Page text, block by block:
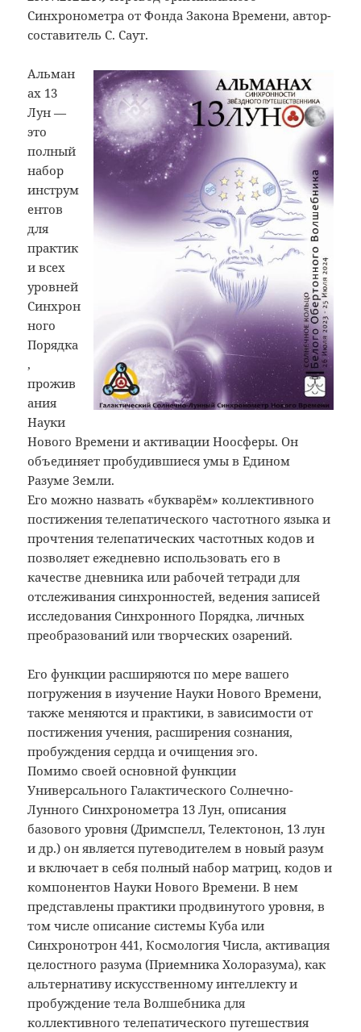
Синхронометра от Фонда Закона Времени, автор-
составитель С. Саут.
Альман
ах 13
Лун —
это
полный
набор
инструм
ентов
для
практик
и всех
уровней
Синхрон
ного
Порядка
,
прожив
ания
Науки
Нового Времени и активации Ноосферы. Он
объединяет пробудившиеся умы в Едином
Разуме Земли.
Его можно назвать «букварём» коллективного
постижения телепатического частотного языка и
прочтения телепатических частотных кодов и
позволяет ежедневно использовать его в
качестве дневника или рабочей тетради для
отслеживания синхронностей, ведения записей
исследования Синхронного Порядка, личных
преобразований или творческих озарений.
Его функции расширяются по мере вашего
погружения в изучение Науки Нового Времени,
также меняются и практики, в зависимости от
постижения учения, расширения сознания,
пробуждения сердца и очищения эго.
Помимо своей основной функции
Универсального Галактического Солнечно-
Лунного Синхронометра 13 Лун, описания
базового уровня (Дримспелл, Телектонон, 13 лун
и др.) он является путеводителем в новый разум
и включает в себя полный набор матриц, кодов и
компонентов Науки Нового Времени. В нем
представлены практики продвинутого уровня, в
том числе описание системы Куба или
Синхронотрон 441, Космология Числа, активация
целостного разума (Приемника Холоразума), как
альтернативу искусственному интеллекту и
пробуждение тела Волшебника для
коллективного телепатического путешествия